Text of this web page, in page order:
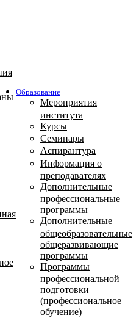
Образование
Мероприятия
института
Курсы
Семинары
Аспирантура
Информация о
преподавателях
Дополнительные
профессиональные
программы
Дополнительные
общеобразовательные
общеразвивающие
программы
Программы
профессиональной
подготовки
(профессиональное
обучение)